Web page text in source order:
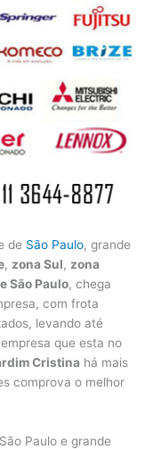
de São Paulo, grande
, zona Sul, zona
São Paulo, chega
com frota
levando até
que esta no
Cristina há mais
comprova o melhor
Paulo e grande